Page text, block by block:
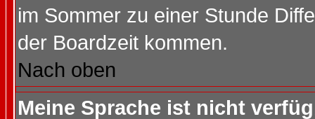
im Sommer zu einer Stunde
der Boardzeit kommen.
Nach oben
Meine Sprache ist nicht